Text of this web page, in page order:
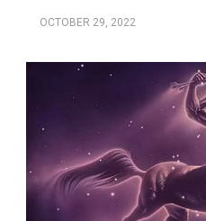
OCTOBER 29, 2022